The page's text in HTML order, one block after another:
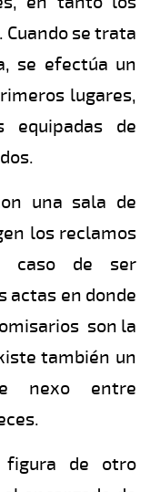
se trata
se efectúa un
lugares,
de
una sala de
los reclamos
caso de ser
actas en donde
son la
también un
nexo entre
de otro